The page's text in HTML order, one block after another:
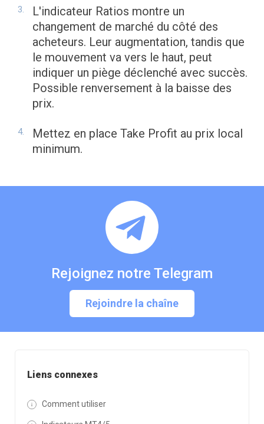
Liens connexes
Comment utiliser
L'indicateur Ratios montre un
changement de marché du côté des
acheteurs. Leur augmentation, tandis que
le mouvement va vers le haut, peut
indiquer un piège déclenché avec succès.
Possible renversement à la baisse des
prix.
Mettez en place Take Profit au prix local
minimum.
Rejoignez notre Telegram
Rejoindre la chaîne